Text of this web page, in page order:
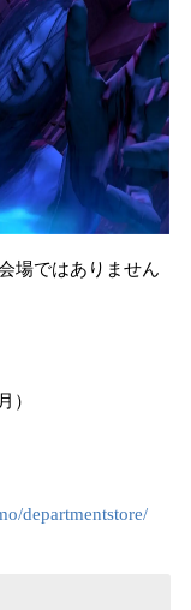
場ではありません
）
departmentstore/